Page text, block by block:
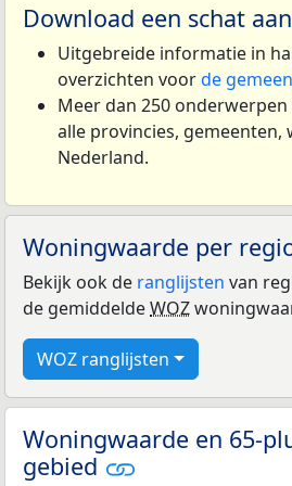
Download een schat
Uitgebreide informatie in
overzichten voorde
Meer dan 250
alle provincies,
Nederland.
Woningwaarde per
Bekijk ook de ranglijsten van
de gemiddeldeWOZ
WOZ ranglijsten
Woningwaarde en 65-
gebied